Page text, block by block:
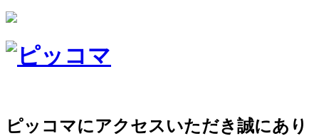
ピッコマにアクセスいただき誠にあり